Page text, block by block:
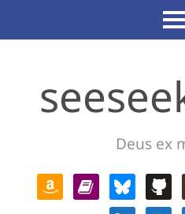
Deus ex